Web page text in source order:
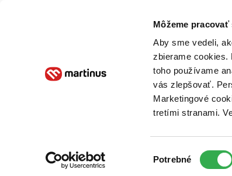
Môžeme
Aby sme vedeli,
zbierame cookies.
toho používame
vás zlepšovať.
Marketingové
tretími stranami.
súhlasu
Potrebné
O nás
Zelený Martinus
Nerobíme rozdiely